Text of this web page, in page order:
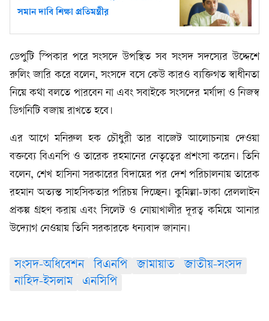
সমান দাবি শিক্ষা প্রতিমন্ত্রীর
ডেপুটি স্পিকার পরে সংসদে উপস্থিত সব সংসদ সদস্যের উদ্দেশে
রুলিং জারি করে বলেন, সংসদে বসে কেউ কারও ব্যক্তিগত স্বাধীনতা
নিয়ে কথা বলতে পারবেন না এবং সবাইকে সংসদের মর্যাদা ও নিজস্ব
ডিগনিটি বজায় রাখতে হবে।
এর আগে মনিরুল হক চৌধুরী তার বাজেট আলোচনায় দেওয়া
বক্তব্যে বিএনপি ও তারেক রহমানের নেতৃত্বের প্রশংসা করেন। তিনি
বলেন, শেখ হাসিনা সরকারের বিদায়ের পর দেশ পরিচালনায় তারেক
রহমান অত্যন্ত সাহসিকতার পরিচয় দিচ্ছেন। কুমিল্লা-ঢাকা রেললাইন
প্রকল্প গ্রহণ করায় এবং সিলেট ও নোয়াখালীর দূরত্ব কমিয়ে আনার
উদ্যোগ নেওয়ায় তিনি সরকারকে ধন্যবাদ জানান।
সংসদ-অধিবেশন বিএনপি জামায়াত
জাতীয়-সংসদ
নাহিদ-ইসলাম
এনসিপি